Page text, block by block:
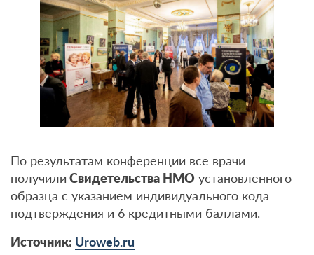
По результатам конференции все врачи
получили Свидетельства НМО установленного
образца с указанием индивидуального кода
подтверждения и 6 кредитными баллами.
Источник: Uroweb.ru